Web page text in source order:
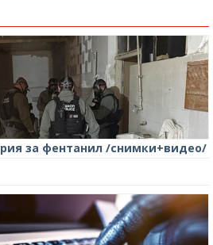
за фентанил /снимки+видео/